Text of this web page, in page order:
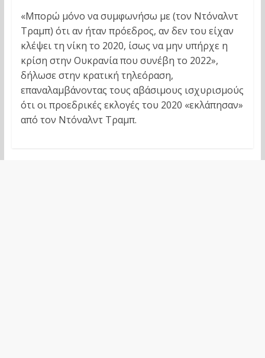
«Μπορώ μόνο να συμφωνήσω με (τον Ντόναλντ
Τραμπ) ότι αν ήταν πρόεδρος, αν δεν του είχαν
κλέψει τη νίκη το 2020, ίσως να μην υπήρχε η
κρίση στην Ουκρανία που συνέβη το 2022»,
δήλωσε στην κρατική τηλεόραση,
επαναλαμβάνοντας τους αβάσιμους ισχυρισμούς
ότι οι προεδρικές εκλογές του 2020 «εκλάπησαν»
από τον Ντόναλντ Τραμπ.